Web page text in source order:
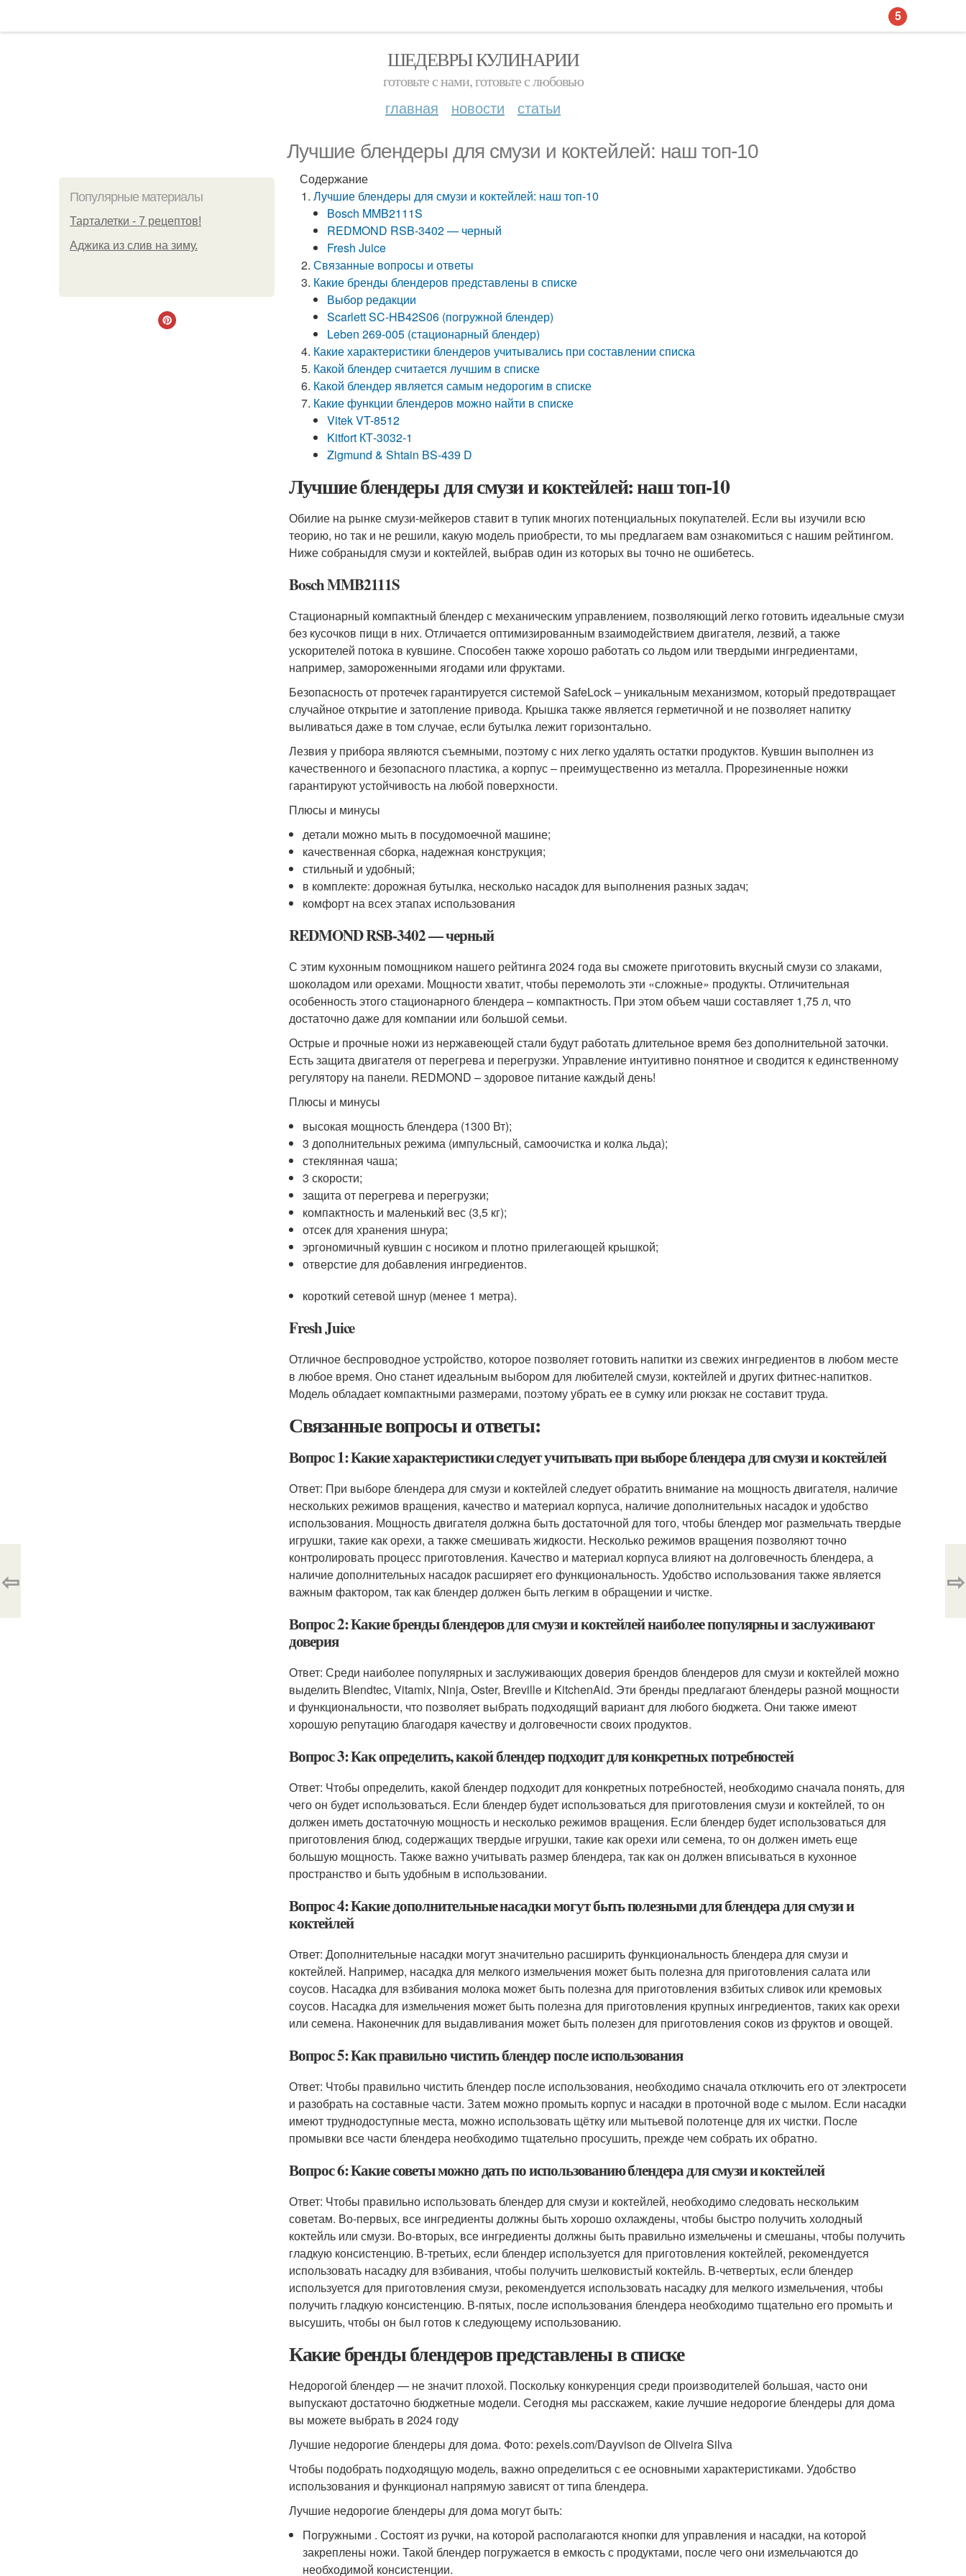
ШЕДЕВРЫ КУЛИНАРИИ
готовьте с нами, готовьте с любовью
главная новости статьи
Лучшие блендеры для смузи и коктейлей: наш топ-10
Популярные материалы
Тарталетки - 7 рецептов!
Аджика из слив на зиму.
Содержание
Лучшие блендеры для смузи и коктейлей: наш топ-10
Bosch MMB2111S
REDMOND RSB-3402 — черный
Fresh Juice
Связанные вопросы и ответы
Какие бренды блендеров представлены в списке
Выбор редакции
Scarlett SC-HB42S06 (погружной блендер)
Leben 269-005 (стационарный блендер)
Какие характеристики блендеров учитывались при составлении списка
Какой блендер считается лучшим в списке
Какой блендер является самым недорогим в списке
Какие функции блендеров можно найти в списке
Vitek VT-8512
Kitfort КТ-3032-1
Zigmund & Shtain BS-439 D
Лучшие блендеры для смузи и коктейлей: наш топ-10
Обилие на рынке смузи-мейкеров ставит в тупик многих потенциальных покупателей. Если вы изучили всю
теорию, но так и не решили, какую модель приобрести, то мы предлагаем вам ознакомиться с нашим рейтингом.
Ниже собраныдля смузи и коктейлей, выбрав один из которых вы точно не ошибетесь.
Bosch MMB2111S
Стационарный компактный блендер с механическим управлением, позволяющий легко готовить идеальные смузи
без кусочков пищи в них. Отличается оптимизированным взаимодействием двигателя, лезвий, а также
ускорителей потока в кувшине. Способен также хорошо работать со льдом или твердыми ингредиентами,
например, замороженными ягодами или фруктами.
Безопасность от протечек гарантируется системой SafeLock – уникальным механизмом, который предотвращает
случайное открытие и затопление привода. Крышка также является герметичной и не позволяет напитку
выливаться даже в том случае, если бутылка лежит горизонтально.
Лезвия у прибора являются съемными, поэтому с них легко удалять остатки продуктов. Кувшин выполнен из
качественного и безопасного пластика, а корпус – преимущественно из металла. Прорезиненные ножки
гарантируют устойчивость на любой поверхности.
Плюсы и минусы
детали можно мыть в посудомоечной машине;
качественная сборка, надежная конструкция;
стильный и удобный;
в комплекте: дорожная бутылка, несколько насадок для выполнения разных задач;
комфорт на всех этапах использования
REDMOND RSB-3402 — черный
С этим кухонным помощником нашего рейтинга 2024 года вы сможете приготовить вкусный смузи со злаками,
шоколадом или орехами. Мощности хватит, чтобы перемолоть эти «сложные» продукты. Отличительная
особенность этого стационарного блендера – компактность. При этом объем чаши составляет 1,75 л, что
достаточно даже для компании или большой семьи.
Острые и прочные ножи из нержавеющей стали будут работать длительное время без дополнительной заточки.
Есть защита двигателя от перегрева и перегрузки. Управление интуитивно понятное и сводится к единственному
регулятору на панели. REDMOND – здоровое питание каждый день!
Плюсы и минусы
высокая мощность блендера (1300 Вт);
3 дополнительных режима (импульсный, самоочистка и колка льда);
стеклянная чаша;
3 скорости;
защита от перегрева и перегрузки;
компактность и маленький вес (3,5 кг);
отсек для хранения шнура;
эргономичный кувшин с носиком и плотно прилегающей крышкой;
отверстие для добавления ингредиентов.
короткий сетевой шнур (менее 1 метра).
Fresh Juice
Отличное беспроводное устройство, которое позволяет готовить напитки из свежих ингредиентов в любом месте
в любое время. Оно станет идеальным выбором для любителей смузи, коктейлей и других фитнес-напитков.
Модель обладает компактными размерами, поэтому убрать ее в сумку или рюкзак не составит труда.
Связанные вопросы и ответы:
Вопрос 1: Какие характеристики следует учитывать при выборе блендера для смузи и коктейлей
Ответ: При выборе блендера для смузи и коктейлей следует обратить внимание на мощность двигателя, наличие
нескольких режимов вращения, качество и материал корпуса, наличие дополнительных насадок и удобство
использования. Мощность двигателя должна быть достаточной для того, чтобы блендер мог размельчать твердые
игрушки, такие как орехи, а также смешивать жидкости. Несколько режимов вращения позволяют точно
контролировать процесс приготовления. Качество и материал корпуса влияют на долговечность блендера, а
наличие дополнительных насадок расширяет его функциональность. Удобство использования также является
важным фактором, так как блендер должен быть легким в обращении и чистке.
Вопрос 2: Какие бренды блендеров для смузи и коктейлей наиболее популярны и заслуживают
доверия
Ответ: Среди наиболее популярных и заслуживающих доверия брендов блендеров для смузи и коктейлей можно
выделить Blendtec, Vitamix, Ninja, Oster, Breville и KitchenAid. Эти бренды предлагают блендеры разной мощности
и функциональности, что позволяет выбрать подходящий вариант для любого бюджета. Они также имеют
хорошую репутацию благодаря качеству и долговечности своих продуктов.
Вопрос 3: Как определить, какой блендер подходит для конкретных потребностей
Ответ: Чтобы определить, какой блендер подходит для конкретных потребностей, необходимо сначала понять, для
чего он будет использоваться. Если блендер будет использоваться для приготовления смузи и коктейлей, то он
должен иметь достаточную мощность и несколько режимов вращения. Если блендер будет использоваться для
приготовления блюд, содержащих твердые игрушки, такие как орехи или семена, то он должен иметь еще
большую мощность. Также важно учитывать размер блендера, так как он должен вписываться в кухонное
пространство и быть удобным в использовании.
Вопрос 4: Какие дополнительные насадки могут быть полезными для блендера для смузи и
коктейлей
Ответ: Дополнительные насадки могут значительно расширить функциональность блендера для смузи и
коктейлей. Например, насадка для мелкого измельчения может быть полезна для приготовления салата или
соусов. Насадка для взбивания молока может быть полезна для приготовления взбитых сливок или кремовых
соусов. Насадка для измельчения может быть полезна для приготовления крупных ингредиентов, таких как орехи
или семена. Наконечник для выдавливания может быть полезен для приготовления соков из фруктов и овощей.
Вопрос 5: Как правильно чистить блендер после использования
Ответ: Чтобы правильно чистить блендер после использования, необходимо сначала отключить его от электросети
и разобрать на составные части. Затем можно промыть корпус и насадки в проточной воде с мылом. Если насадки
имеют труднодоступные места, можно использовать щётку или мытьевой полотенце для их чистки. После
промывки все части блендера необходимо тщательно просушить, прежде чем собрать их обратно.
Вопрос 6: Какие советы можно дать по использованию блендера для смузи и коктейлей
Ответ: Чтобы правильно использовать блендер для смузи и коктейлей, необходимо следовать нескольким
советам. Во-первых, все ингредиенты должны быть хорошо охлаждены, чтобы быстро получить холодный
коктейль или смузи. Во-вторых, все ингредиенты должны быть правильно измельчены и смешаны, чтобы получить
гладкую консистенцию. В-третьих, если блендер используется для приготовления коктейлей, рекомендуется
использовать насадку для взбивания, чтобы получить шелковистый коктейль. В-четвертых, если блендер
используется для приготовления смузи, рекомендуется использовать насадку для мелкого измельчения, чтобы
получить гладкую консистенцию. В-пятых, после использования блендера необходимо тщательно его промыть и
высушить, чтобы он был готов к следующему использованию.
Какие бренды блендеров представлены в списке
Недорогой блендер — не значит плохой. Поскольку конкуренция среди производителей большая, часто они
выпускают достаточно бюджетные модели. Сегодня мы расскажем, какие лучшие недорогие блендеры для дома
вы можете выбрать в 2024 году
Лучшие недорогие блендеры для дома. Фото: pexels.com/Dayvison de Oliveira Silva
Чтобы подобрать подходящую модель, важно определиться с ее основными характеристиками. Удобство
использования и функционал напрямую зависят от типа блендера.
Лучшие недорогие блендеры для дома могут быть:
Погружными . Состоят из ручки, на которой располагаются кнопки для управления и насадки, на которой
закреплены ножи. Такой блендер погружается в емкость с продуктами, после чего они измельчаются до
необходимой консистенции.
⇦ ⇨
5